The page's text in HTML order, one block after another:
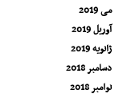
می 2019
آوریل 2019
ژانویه 2019
دسامبر 2018
نوامبر 2018